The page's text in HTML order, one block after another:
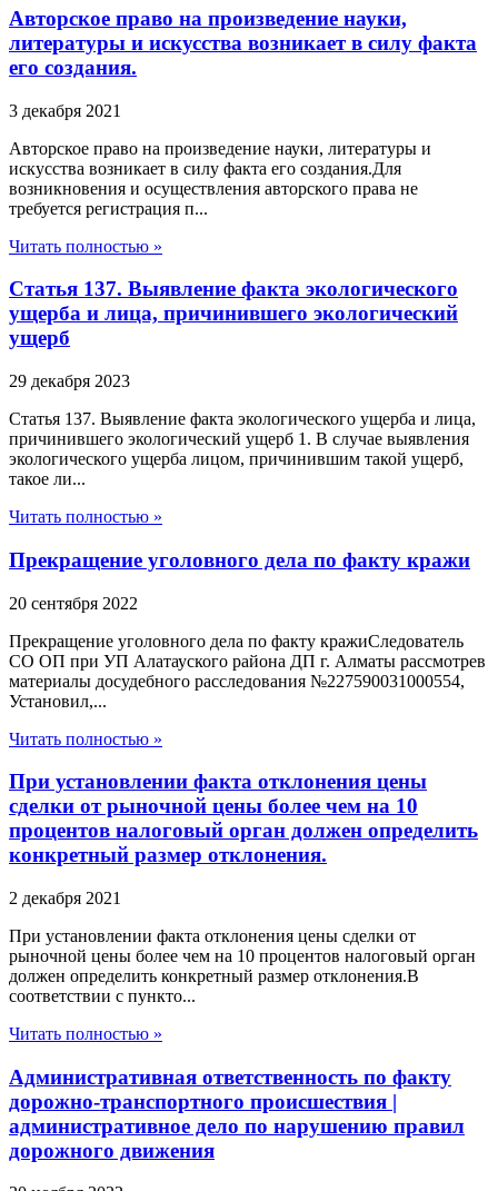
Авторское право на произведение науки,
литературы и искусства возникает в силу факта
его создания.
3 декабря 2021
Авторское право на произведение науки, литературы и
искусства возникает в силу факта его создания.Для
возникновения и осуществления авторского права не
требуется регистрация п...
Читать полностью »
Статья 137. Выявление факта экологического
ущерба и лица, причинившего экологический
ущерб
29 декабря 2023
Статья 137. Выявление факта экологического ущерба и лица,
причинившего экологический ущерб 1. В случае выявления
экологического ущерба лицом, причинившим такой ущерб,
такое ли...
Читать полностью »
Прекращение уголовного дела по факту кражи
20 сентября 2022
Прекращение уголовного дела по факту кражиСледователь
СО ОП при УП Алатауского района ДП г. Алматы рассмотрев
материалы досудебного расследования №227590031000554,
Установил,...
Читать полностью »
При установлении факта отклонения цены
сделки от рыночной цены более чем на 10
процентов налоговый орган должен определить
конкретный размер отклонения.
2 декабря 2021
При установлении факта отклонения цены сделки от
рыночной цены более чем на 10 процентов налоговый орган
должен определить конкретный размер отклонения.В
соответствии с пункто...
Читать полностью »
Административная ответственность по факту
дорожно-транспортного происшествия |
административное дело по нарушению правил
дорожного движения